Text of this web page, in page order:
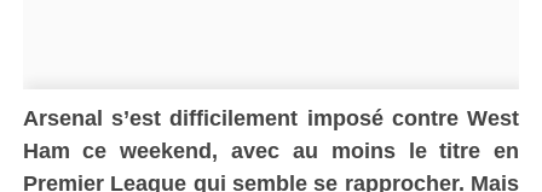
Arsenal s’est difficilement imposé contre West
Ham ce weekend, avec au moins le titre en
Premier League qui semble se rapprocher. Mais